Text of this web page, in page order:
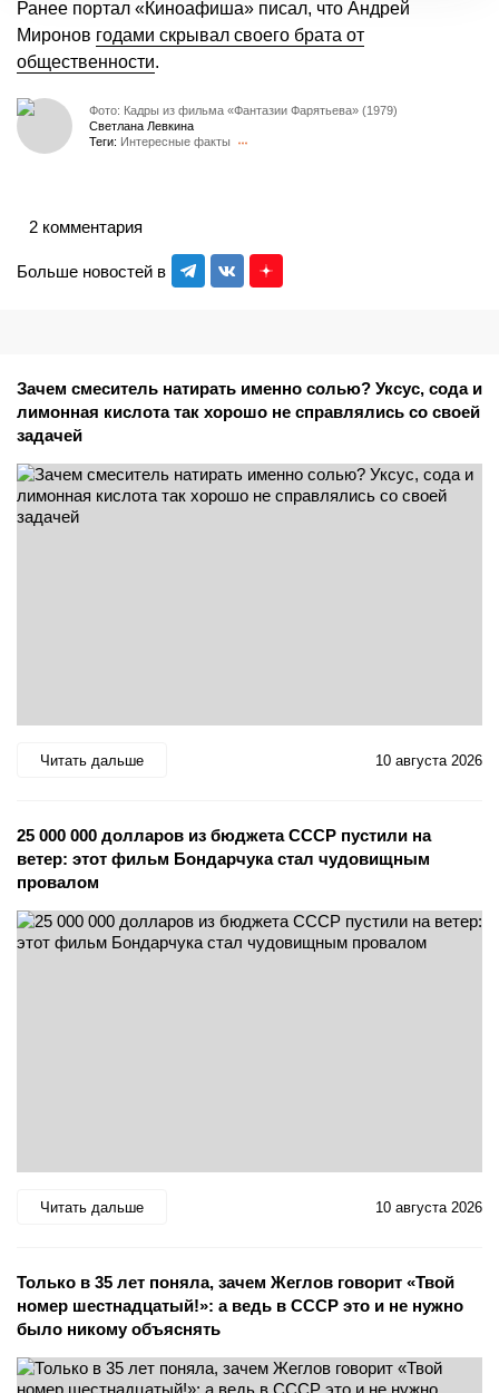
Ранее портал «Киноафиша» писал, что Андрей
Миронов годами скрывал своего брата от
общественности.
Фото: Кадры из фильма «Фантазии Фарятьева» (1979)
Светлана Левкина
Теги: Интересные факты
Больше новостей в
2 комментария
Зачем смеситель натирать именно солью? Уксус, сода и
лимонная кислота так хорошо не справлялись со своей
задачей
Читать дальше 10 августа 2026
25 000 000 долларов из бюджета СССР пустили на
ветер: этот фильм Бондарчука стал чудовищным
провалом
Читать дальше 10 августа 2026
Только в 35 лет поняла, зачем Жеглов говорит «Твой
номер шестнадцатый!»: а ведь в СССР это и не нужно
было никому объяснять